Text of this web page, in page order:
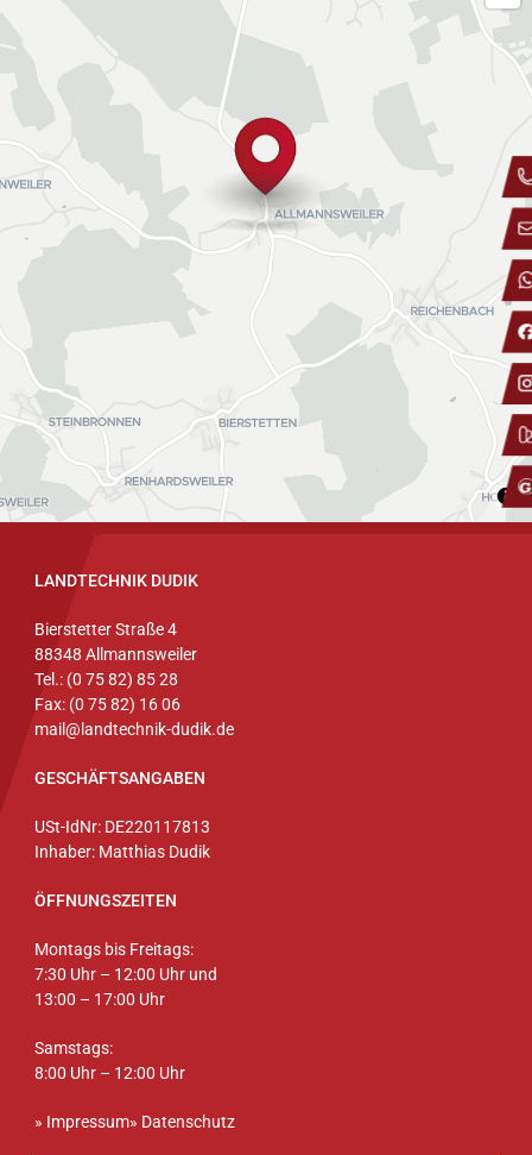
LANDTECHNIK DUDIK
Bierstetter Straße 4
88348 Allmannsweiler
Tel.: (0 75 82) 85 28
Fax: (0 75 82) 16 06
mail@landtechnik-dudik.de
GESCHÄFTSANGABEN
USt-IdNr: DE220117813
Inhaber: Matthias Dudik
ÖFFNUNGSZEITEN
Montags bis Freitags:
7:30 Uhr – 12:00 Uhr und
13:00 – 17:00 Uhr
Samstags:
8:00 Uhr – 12:00 Uhr
» Impressum» Datenschutz